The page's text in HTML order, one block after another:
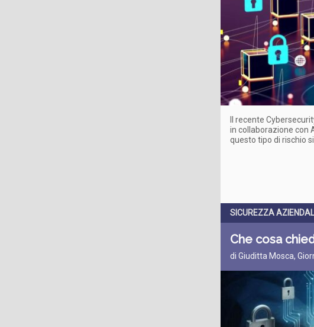
Il recente
in collaborazione con
questo tipo di rischio
SICUREZZA
Che cosa
di Giuditta Mosca,